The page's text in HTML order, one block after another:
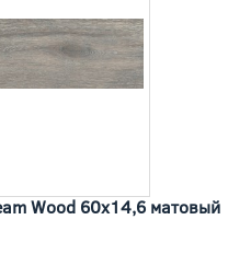
Wood 60x14,6 матовый